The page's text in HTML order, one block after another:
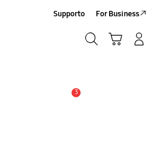
Supporto For Business
3